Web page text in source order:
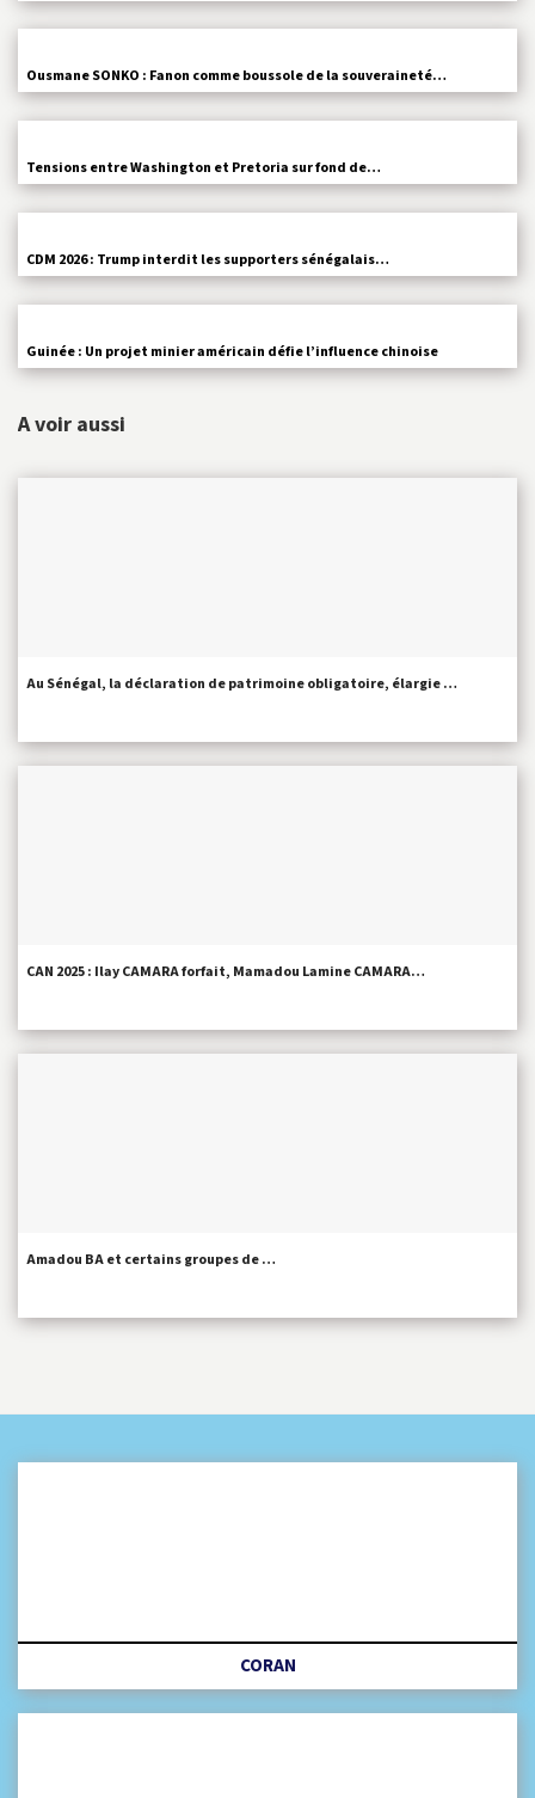
Ousmane SONKO : Fanon comme boussole de la souveraineté…
Tensions entre Washington et Pretoria sur fond de…
CDM 2026 : Trump interdit les supporters sénégalais…
Guinée : Un projet minier américain défie l’influence chinoise
A voir aussi
Au Sénégal, la déclaration de patrimoine obligatoire, élargie …
CAN 2025 : Ilay CAMARA forfait, Mamadou Lamine CAMARA…
Amadou BA et certains groupes de …
CORAN